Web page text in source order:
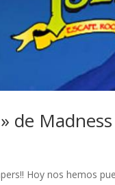
de
Hoy nos hemos